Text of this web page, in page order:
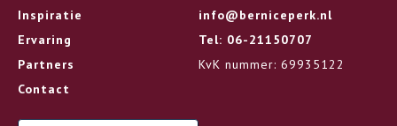
Inspiratie
Ervaring
Partners
Contact
info@berniceperk.nl
Tel: 06-21150707
KvK nummer: 69935122